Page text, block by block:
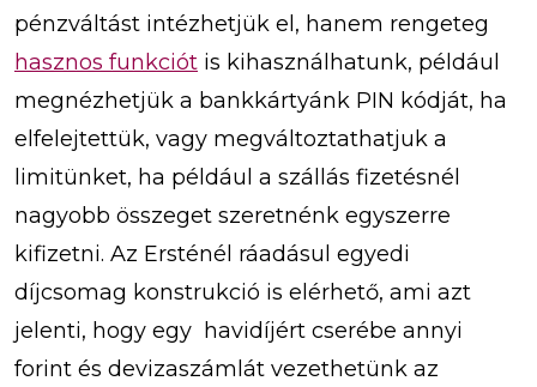
pénzváltást intézhetjük el, hanem rengeteg
hasznos funkciót is kihasználhatunk, például
megnézhetjük a bankkártyánk PIN kódját, ha
elfelejtettük, vagy megváltoztathatjuk a
limitünket, ha például a szállás fizetésnél
nagyobb összeget szeretnénk egyszerre
kifizetni. Az Ersténél ráadásul egyedi
díjcsomag konstrukció is elérhető, ami azt
jelenti, hogy egy havidíjért cserébe annyi
forint és devizaszámlát vezethetünk az